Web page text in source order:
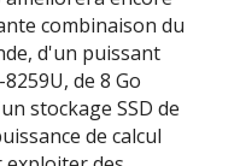
combinaison du
d'un puissant
de 8 Go
stockage SSD de
de calcul